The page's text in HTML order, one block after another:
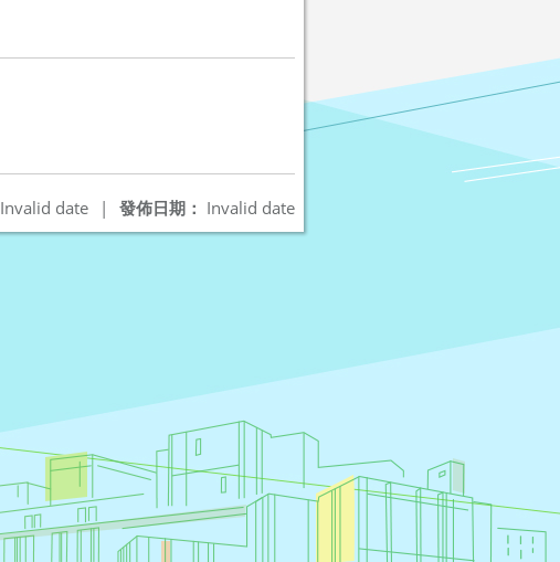
發佈日期： Invalid date
Invalid date |